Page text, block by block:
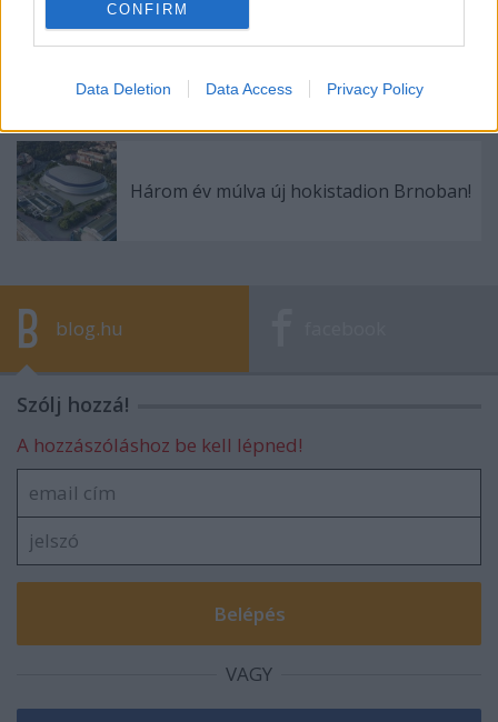
CONFIRM
Data Deletion Data Access Privacy Policy
Kiakadtak a csehek is Kovács Ákoson
Három év múlva új hokistadion Brnoban!
blog.hu
Szólj hozzá!
A hozzászóláshoz be kell lépned!
VAGY